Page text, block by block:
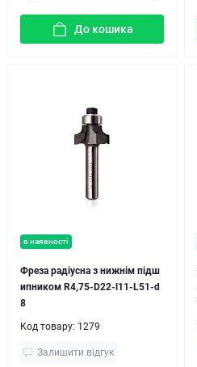
До кошика
в наявності
Фреза радіусна з нижнім підш
ипником R4,75-D22-l11-L51-d
8
Код товару: 1279
Залишити відгук